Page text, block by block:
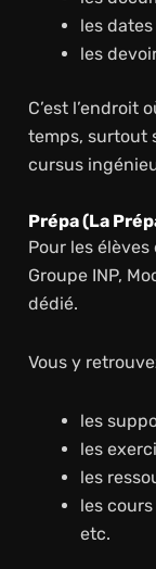
les
les
C’est l’endroit
temps, surtout
cursus
Prépa (La
Pour les élèves
Groupe INP,
dédié.
Vous y
les
les
les
les
etc.